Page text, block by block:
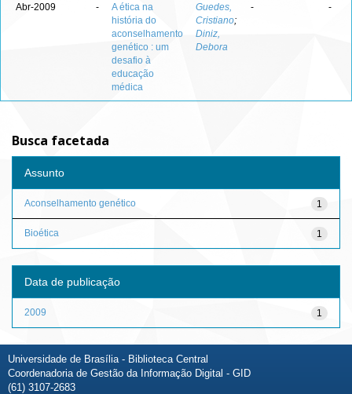
Abr-2009 -
A ética na
história do
aconselhamento
genético : um
desafio à
educação
médica
Guedes,
Cristiano;
Diniz,
Debora
- -
Busca facetada
Assunto
1
Aconselhamento genético
1
Bioética
Data de publicação
1
2009
Universidade de Brasília - Biblioteca Central
Coordenadoria de Gestão da Informação Digital - GID
(61) 3107-2683